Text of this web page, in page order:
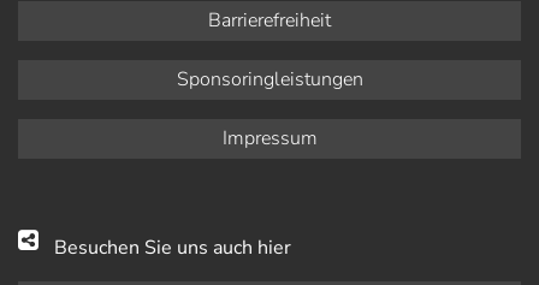
Barrierefreiheit
Sponsoringleistungen
Impressum
Besuchen Sie uns auch hier